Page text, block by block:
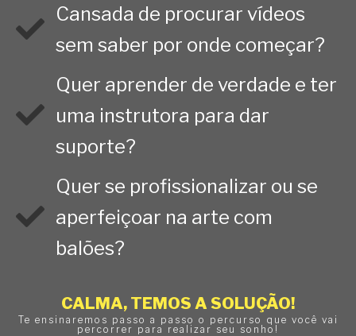
Cansada de procurar vídeos
sem saber por onde começar?
Quer aprender de verdade e ter
uma instrutora para dar
suporte?
Quer se profissionalizar ou se
aperfeiçoar na arte com
balões?
CALMA, TEMOS A SOLUÇÃO!
Te ensinaremos passo a passo o percurso que você vai
percorrer para realizar seu sonho!